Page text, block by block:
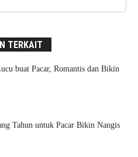
TERKAIT
buat Pacar, Romantis dan Bikin
Tahun untuk Pacar Bikin Nangis